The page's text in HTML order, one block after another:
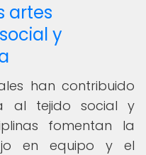
artes
y
han contribuido
al tejido social y
fomentan la
en equipo y el